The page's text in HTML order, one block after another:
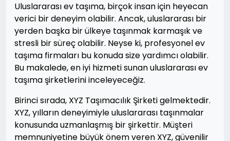
Uluslararası ev taşıma, birçok insan için heyecan
verici bir deneyim olabilir. Ancak, uluslararası bir
yerden başka bir ülkeye taşınmak karmaşık ve
stresli bir süreç olabilir. Neyse ki, profesyonel ev
taşıma firmaları bu konuda size yardımcı olabilir.
Bu makalede, en iyi hizmeti sunan uluslararası ev
taşıma şirketlerini inceleyeceğiz.
Birinci sırada, XYZ Taşımacılık Şirketi gelmektedir.
XYZ, yılların deneyimiyle uluslararası taşınmalar
konusunda uzmanlaşmış bir şirkettir. Müşteri
memnuniyetine büyük önem veren XYZ, güvenilir